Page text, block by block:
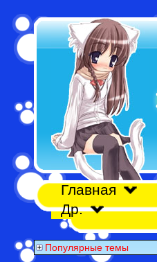
Главная
Др.
Популярные темы